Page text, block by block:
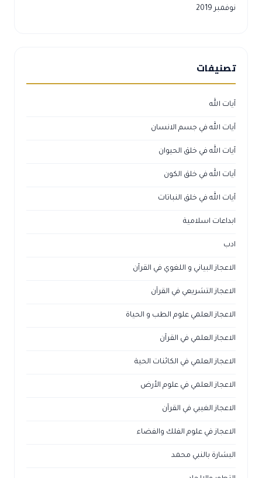
نوفمبر 2019
تصنيفات
آيات الله
آيات الله في جسم الانسان
آيات الله في خلق الحيوان
آيات الله في خلق الكون
آيات الله في خلق النباتات
ابداعات اسلامية
ادب
الاعجاز البياني و اللغوي في القرآن
الاعجاز التشريعي في القرآن
الاعجاز العلمي علوم الطب و الحياة
الاعجاز العلمي في القرآن
الاعجاز العلمي في الكائنات الحية
الاعجاز العلمي في علوم الأرض
الاعجاز الغيبي في القرآن
الاعجاز في علوم الفلك والفضاء
البشارة بالنبي محمد